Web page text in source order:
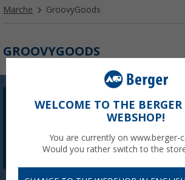
Marche GroovyGoods
GROOVYGOODS
Newsletter Berger
La registrazione alla newsletter non
disponibile. Risolveremo il problema
WELCOME TO THE
WEBSHOP!
You are currently on www.berger-
Would you rather switch to the